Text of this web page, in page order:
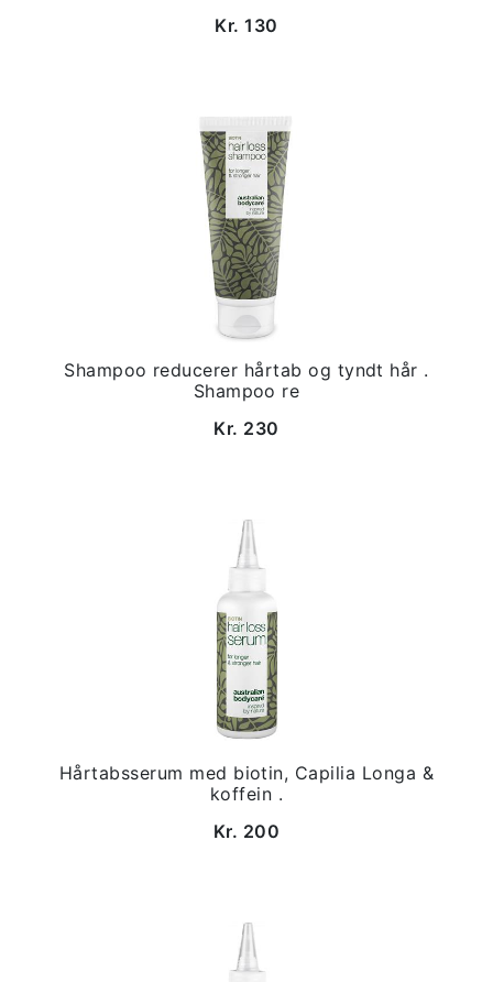
Kr. 130
Shampoo reducerer hårtab og tyndt hår .
Shampoo re
Kr. 230
Hårtabsserum med biotin, Capilia Longa &
koffein .
Kr. 200